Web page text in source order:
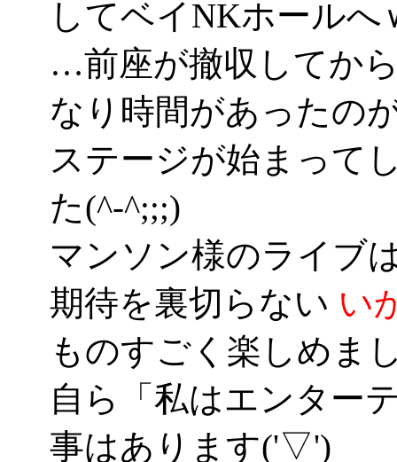
してベイNKホールへ
…前座が撤収してか
なり時間があったの
ステージが始まって
た(^-^;;;)
マンソン様のライブ
期待を裏切らない い
ものすごく楽しめま
自ら「私はエンター
事はあります('▽')